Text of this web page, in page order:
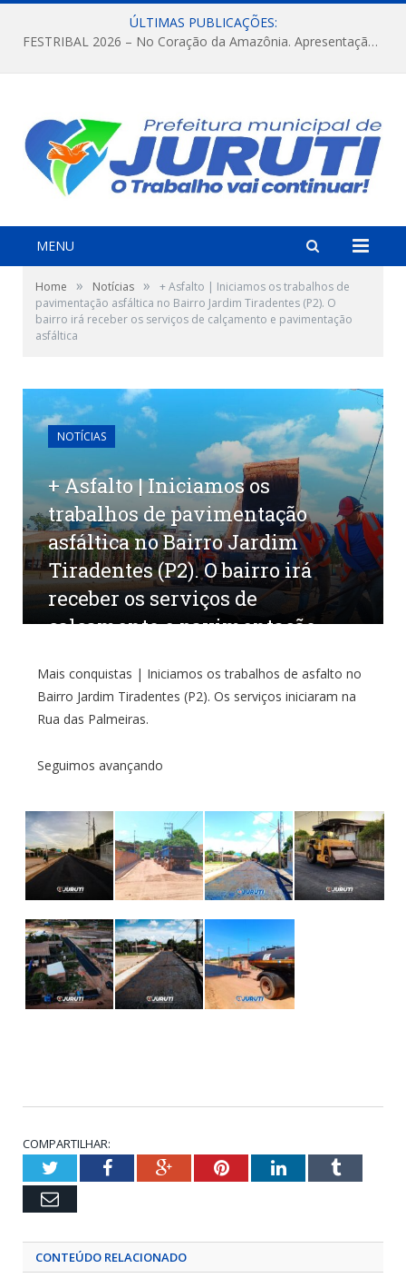
ÚLTIMAS PUBLICAÇÕES:
FESTRIBAL 2026 – No Coração da Amazônia. Apresentação da Munduruku.
MENU
Home » Notícias »
+ Asfalto | Iniciamos os trabalhos de
pavimentação asfáltica no Bairro Jardim Tiradentes (P2). O
bairro irá receber os serviços de calçamento e pavimentação
asfáltica
NOTÍCIAS
+ Asfalto | Iniciamos os
trabalhos de pavimentação
asfáltica no Bairro Jardim
Tiradentes (P2). O bairro irá
receber os serviços de
calçamento e pavimentação
por CR2-ADMIN4 em 11 DE MARÇO DE 2024
0
COMENTÁRIOS
Mais conquistas | Iniciamos os trabalhos de asfalto no
Bairro Jardim Tiradentes (P2). Os serviços iniciaram na
Rua das Palmeiras.
Seguimos avançando
COMPARTILHAR:
TwitterFacebookGoogle+PinterestLinkedInTumblr
Email
CONTEÚDO RELACIONADO